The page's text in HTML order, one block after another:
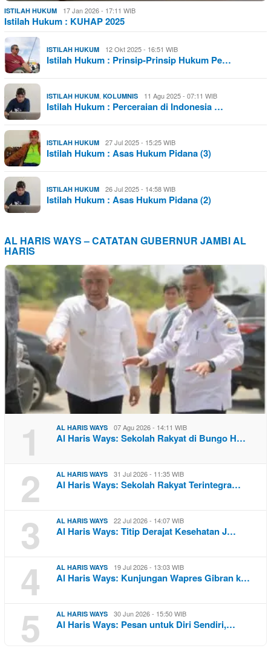
ISTILAH HUKUM 17 Jan 2026 - 17:11 WIB
Istilah Hukum : KUHAP 2025
ISTILAH HUKUM 12 Okt 2025 - 16:51 WIB
Istilah Hukum : Prinsip-Prinsip Hukum Pe…
ISTILAH HUKUM, KOLUMNIS 11 Agu 2025 - 07:11 WIB
Istilah Hukum : Perceraian di Indonesia …
ISTILAH HUKUM 27 Jul 2025 - 15:25 WIB
Istilah Hukum : Asas Hukum Pidana (3)
ISTILAH HUKUM 26 Jul 2025 - 14:58 WIB
Istilah Hukum : Asas Hukum Pidana (2)
AL HARIS WAYS – CATATAN GUBERNUR JAMBI AL
HARIS
1 AL HARIS WAYS 07 Agu 2026 - 14:11 WIB
Al Haris Ways: Sekolah Rakyat di Bungo H…
2 AL HARIS WAYS 31 Jul 2026 - 11:35 WIB
Al Haris Ways: Sekolah Rakyat Terintegra…
3 AL HARIS WAYS 22 Jul 2026 - 14:07 WIB
Al Haris Ways: Titip Derajat Kesehatan J…
4 AL HARIS WAYS 19 Jul 2026 - 13:03 WIB
Al Haris Ways: Kunjungan Wapres Gibran k…
5 AL HARIS WAYS 30 Jun 2026 - 15:50 WIB
Al Haris Ways: Pesan untuk Diri Sendiri,…